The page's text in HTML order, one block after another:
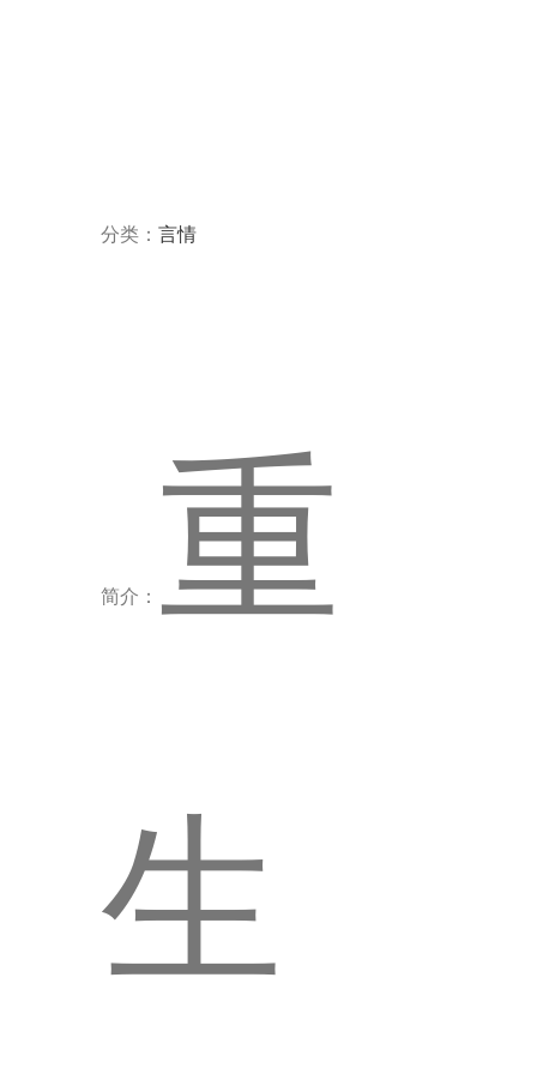
分类：言情
简介： 重
生